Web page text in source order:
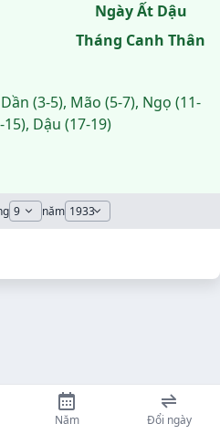
Ngày Ất Dậu
Tháng Canh Thân
(3-5), Mão (5-7), Ngọ (11-
Dậu (17-19)
năm
Năm Đổi ngày